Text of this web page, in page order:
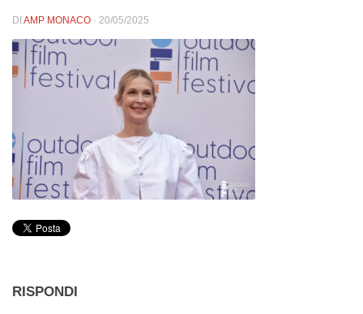
DI AMP MONACO · 20/05/2025
RISPONDI